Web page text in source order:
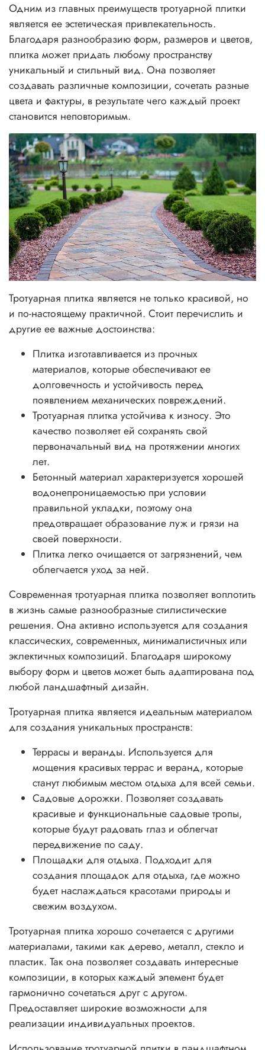
Одним из главных преимуществ тротуарной плитки
является ее эстетическая привлекательность.
Благодаря разнообразию форм, размеров и цветов,
плитка может придать любому пространству
уникальный и стильный вид. Она позволяет
создавать различные композиции, сочетать разные
цвета и фактуры, в результате чего каждый проект
становится неповторимым.
Тротуарная плитка является не только красивой, но
и по-настоящему практичной. Стоит перечислить и
другие ее важные достоинства:
Плитка изготавливается из прочных
материалов, которые обеспечивают ее
долговечность и устойчивость перед
появлением механических повреждений.
Тротуарная плитка устойчива к износу. Это
качество позволяет ей сохранять свой
первоначальный вид на протяжении многих
лет.
Бетонный материал характеризуется хорошей
водонепроницаемостью при условии
правильной укладки, поэтому она
предотвращает образование луж и грязи на
своей поверхности.
Плитка легко очищается от загрязнений, чем
облегчается уход за ней.
Современная тротуарная плитка позволяет воплотить
в жизнь самые разнообразные стилистические
решения. Она активно используется для создания
классических, современных, минималистичных или
эклектичных композиций. Благодаря широкому
выбору форм и цветов может быть адаптирована под
любой ландшафтный дизайн.
Тротуарная плитка является идеальным материалом
для создания уникальных пространств:
Террасы и веранды. Используется для
мощения красивых террас и веранд, которые
станут любимым местом отдыха для всей семьи.
Садовые дорожки. Позволяет создавать
красивые и функциональные садовые тропы,
которые будут радовать глаз и облегчат
передвижение по саду.
Площадки для отдыха. Подходит для
создания площадок для отдыха, где можно
будет наслаждаться красотами природы и
свежим воздухом.
Тротуарная плитка хорошо сочетается с другими
материалами, такими как дерево, металл, стекло и
пластик. Так она позволяет создавать интересные
композиции, в которых каждый элемент будет
гармонично сочетаться друг с другом.
Предоставляет широкие возможности для
реализации индивидуальных проектов.